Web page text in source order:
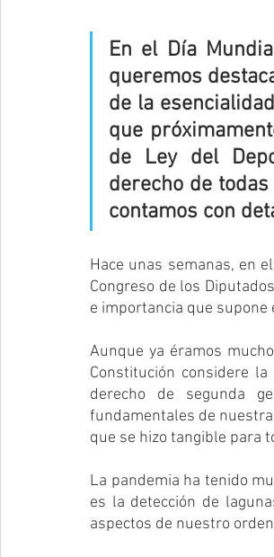
En el Día
queremos
de la
que
de Ley del
derecho de
contamos con
Hace unas semanas, en el
Congreso de los
e importancia que
Aunque ya éramos
Constitución considere
derecho de segunda
fundamentales de
que se hizo tangible para
La pandemia ha tenido
es la detección de
aspectos de nuestro